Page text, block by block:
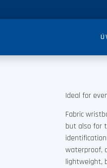
Ideal for
Fabric
but also for
waterproof,
lightweight,